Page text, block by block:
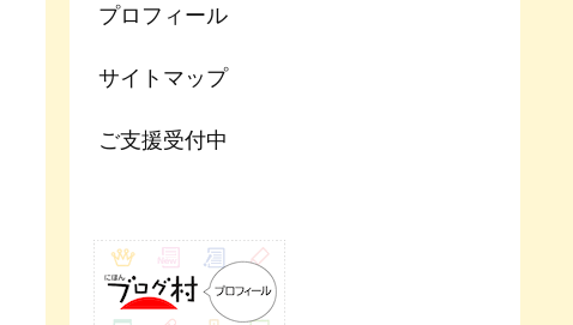
プロフィール
サイトマップ
ご支援受付中